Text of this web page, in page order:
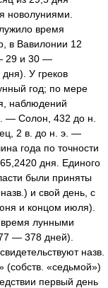
новолуниями.
время
в Вавилонии 12
29 и 30 —
У греков
год; по мере
наблюдений
— Солон, 432 до н.
2 в. до н. э. —
года по точности
дня. Единого
были приняты
и свой день, с
и концом июля).
лунными
— 378 дней).
назв.
(собств. «седьмой»)
первый день